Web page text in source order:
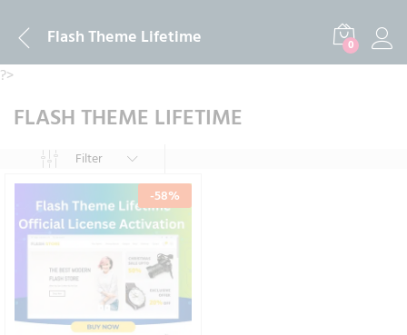
Flash Theme Lifetime 0
?>
FLASH THEME LIFETIME
Filter
-58%